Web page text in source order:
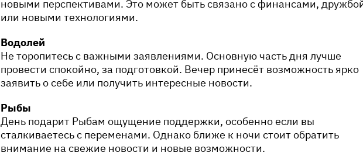
новыми перспективами. Это может быть связано с финансами,
или новыми технологиями.
Водолей
Не торопитесь с важными заявлениями. Основную часть дня лучше
провести спокойно, за подготовкой. Вечер принесёт возможность ярко
заявить о себе или получить интересные новости.
Рыбы
День подарит Рыбам ощущение поддержки, особенно если вы
сталкиваетесь с переменами. Однако ближе к ночи стоит обратить
внимание на свежие новости и новые возможности.